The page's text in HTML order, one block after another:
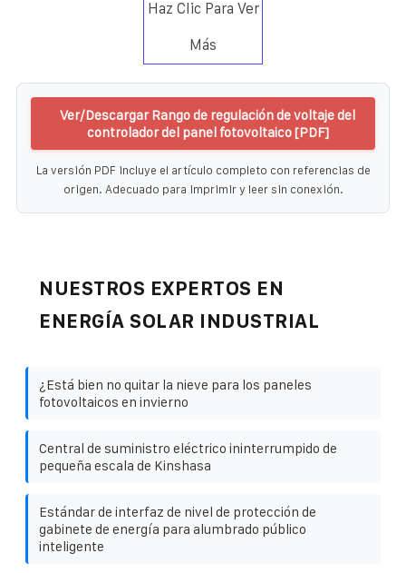
Haz Clic Para Ver
Más
Ver/Descargar Rango de regulación de voltaje del
controlador del panel fotovoltaico [PDF]
La versión PDF incluye el artículo completo con referencias de
origen. Adecuado para imprimir y leer sin conexión.
NUESTROS EXPERTOS EN
ENERGÍA SOLAR INDUSTRIAL
¿Está bien no quitar la nieve para los paneles
fotovoltaicos en invierno
Central de suministro eléctrico ininterrumpido de
pequeña escala de Kinshasa
Estándar de interfaz de nivel de protección de
gabinete de energía para alumbrado público
inteligente